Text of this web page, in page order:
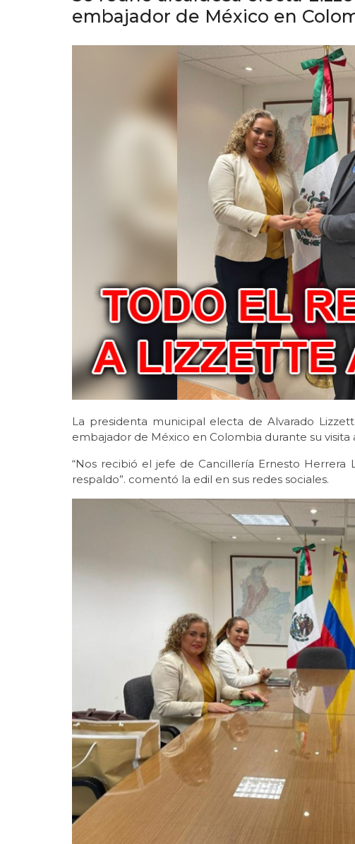
embajador de México en
La presidenta municipal electa de Alvarado
embajador de México en Colombia durante su visita
“Nos recibió el jefe de Cancillería Ernesto
respaldo”. comentó la edil en sus redes sociales.